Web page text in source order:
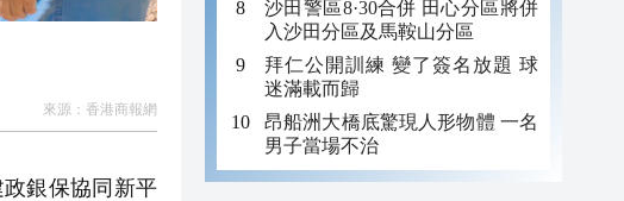
來源： 香港商報網
銀保協同新平
沙田警區8·30合併 田心分區將併
入沙田分區及馬鞍山分區
拜仁公開訓練 變了簽名放題 球
迷滿載而歸
昂船洲大橋底驚現人形物體 一名
男子當場不治